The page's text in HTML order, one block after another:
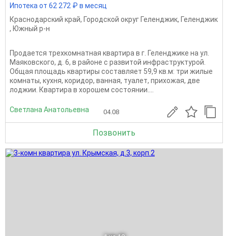
Ипотека от 62 272 ₽ в месяц
Краснодарский край, Городской округ Геленджик, Геленджик
, Южный р-н
Продается трехкомнатная квартира в г. Геленджике на ул.
Маяковского, д. 6, в районе с развитой инфраструктурой.
Общая площадь квартиры составляет 59,9 кв.м: три жилые
комнаты, кухня, коридор, ванная, туалет, прихожая, две
лоджии. Квартира в хорошем состоянии....
Светлана Анатольевна 04.08
Позвонить